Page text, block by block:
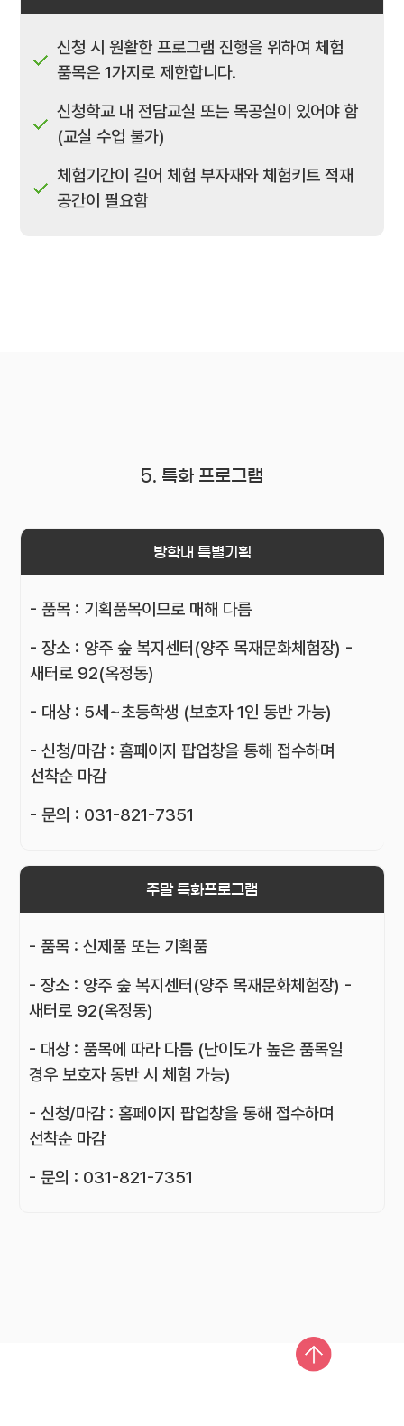
신청 시 원활한 프로그램 진행을 위하여 체험
품목은 1가지로 제한합니다.
신청학교 내 전담교실 또는 목공실이 있어야 함
(교실 수업 불가)
체험기간이 길어 체험 부자재와 체험키트 적재
공간이 필요함
5. 특화 프로그램
방학내 특별기획
- 품목 : 기획품목이므로 매해 다름
- 장소 : 양주 숲 복지센터(양주 목재문화체험장) -
새터로 92(옥정동)
- 대상 : 5세~초등학생 (보호자 1인 동반 가능)
- 신청/마감 : 홈페이지 팝업창을 통해 접수하며
선착순 마감
- 문의 : 031-821-7351
주말 특화프로그램
- 품목 : 신제품 또는 기획품
- 장소 : 양주 숲 복지센터(양주 목재문화체험장) -
새터로 92(옥정동)
- 대상 : 품목에 따라 다름 (난이도가 높은 품목일
경우 보호자 동반 시 체험 가능)
- 신청/마감 : 홈페이지 팝업창을 통해 접수하며
선착순 마감
- 문의 : 031-821-7351